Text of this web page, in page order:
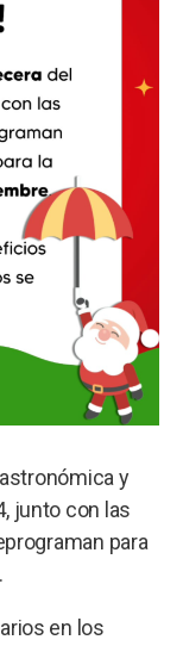
y
junto con las
para
en los